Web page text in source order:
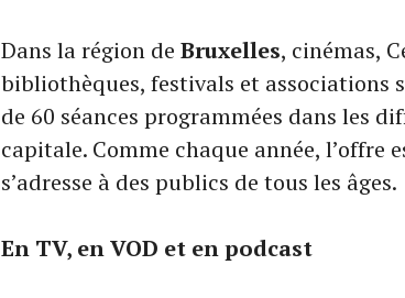
Dans la région de Bruxelles, cinémas,
bibliothèques, festivals et associations
de 60 séances programmées dans les
capitale. Comme chaque année, l’offre
s’adresse à des publics de tous les âges.
En TV, en VOD et en podcast